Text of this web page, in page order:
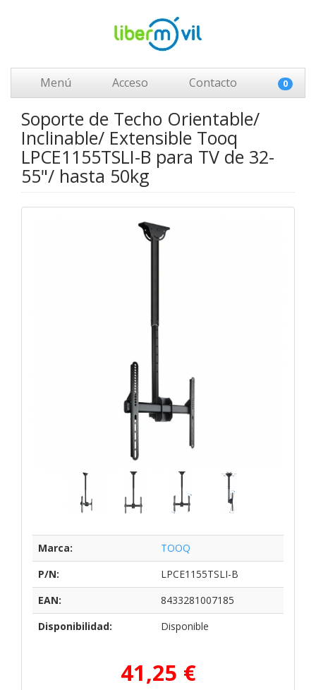
Menú Acceso Contacto 0
Soporte de Techo Orientable/
Inclinable/ Extensible Tooq
LPCE1155TSLI-B para TV de 32-
55"/ hasta 50kg
Marca:
TOOQ
P/N:
LPCE1155TSLI-B
EAN:
8433281007185
Disponibilidad:
Disponible
41,25 €